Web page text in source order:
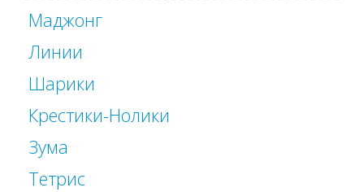
Маджонг
Линии
Шарики
Крестики-Нолики
Зума
Тетрис